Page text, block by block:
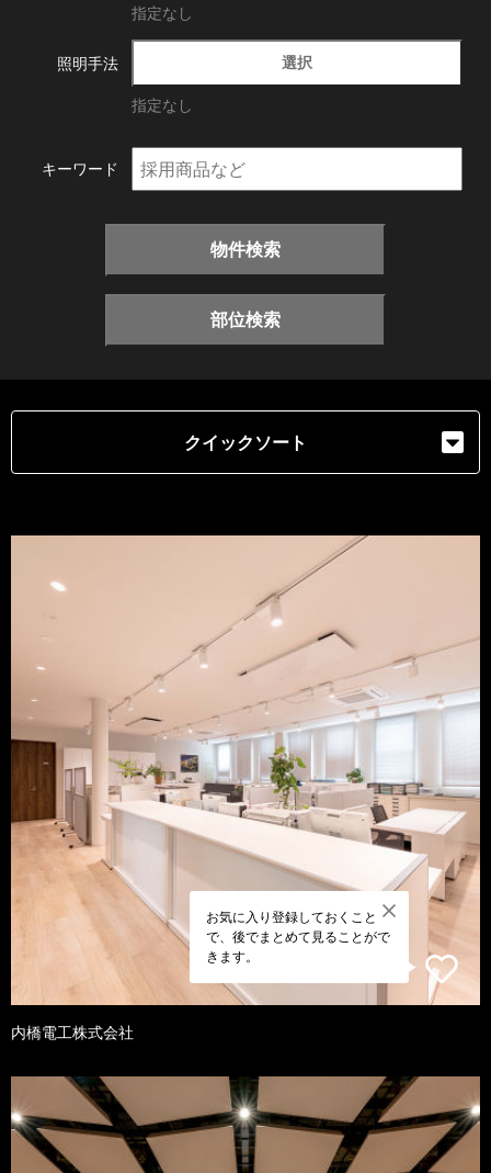
指定なし
照明手法 選択
指定なし
キーワード
物件検索
部位検索
クイックソート
お気に入り登録しておくこと
で、後でまとめて見ることがで
きます。
内橋電工株式会社